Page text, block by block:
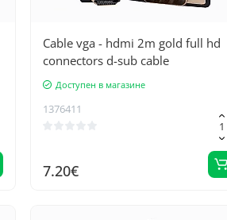
Cable vga - hdmi 2m gold full hd
connectors d-sub cable
Доступен в магазине
1376411
7.20€